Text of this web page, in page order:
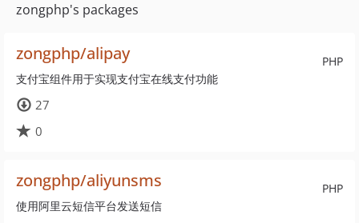
zongphp's packages
PHP
zongphp/alipay
支付宝组件用于实现支付宝在线支付功能
27
0
PHP
zongphp/aliyunsms
使用阿里云短信平台发送短信